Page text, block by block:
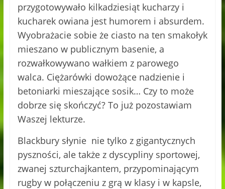
przygotowywało kilkadziesiąt kucharzy i
kucharek owiana jest humorem i absurdem.
Wyobrażacie sobie że ciasto na ten smakołyk
mieszano w publicznym basenie, a
rozwałkowywano wałkiem z parowego
walca. Ciężarówki dowożące nadzienie i
betoniarki mieszające sosik… Czy to może
dobrze się skończyć? To już pozostawiam
Waszej lekturze.
Blackbury słynie nie tylko z gigantycznych
pyszności, ale także z dyscypliny sportowej,
zwanej szturchajkantem, przypominającym
rugby w połączeniu z grą w klasy i w kapsle,